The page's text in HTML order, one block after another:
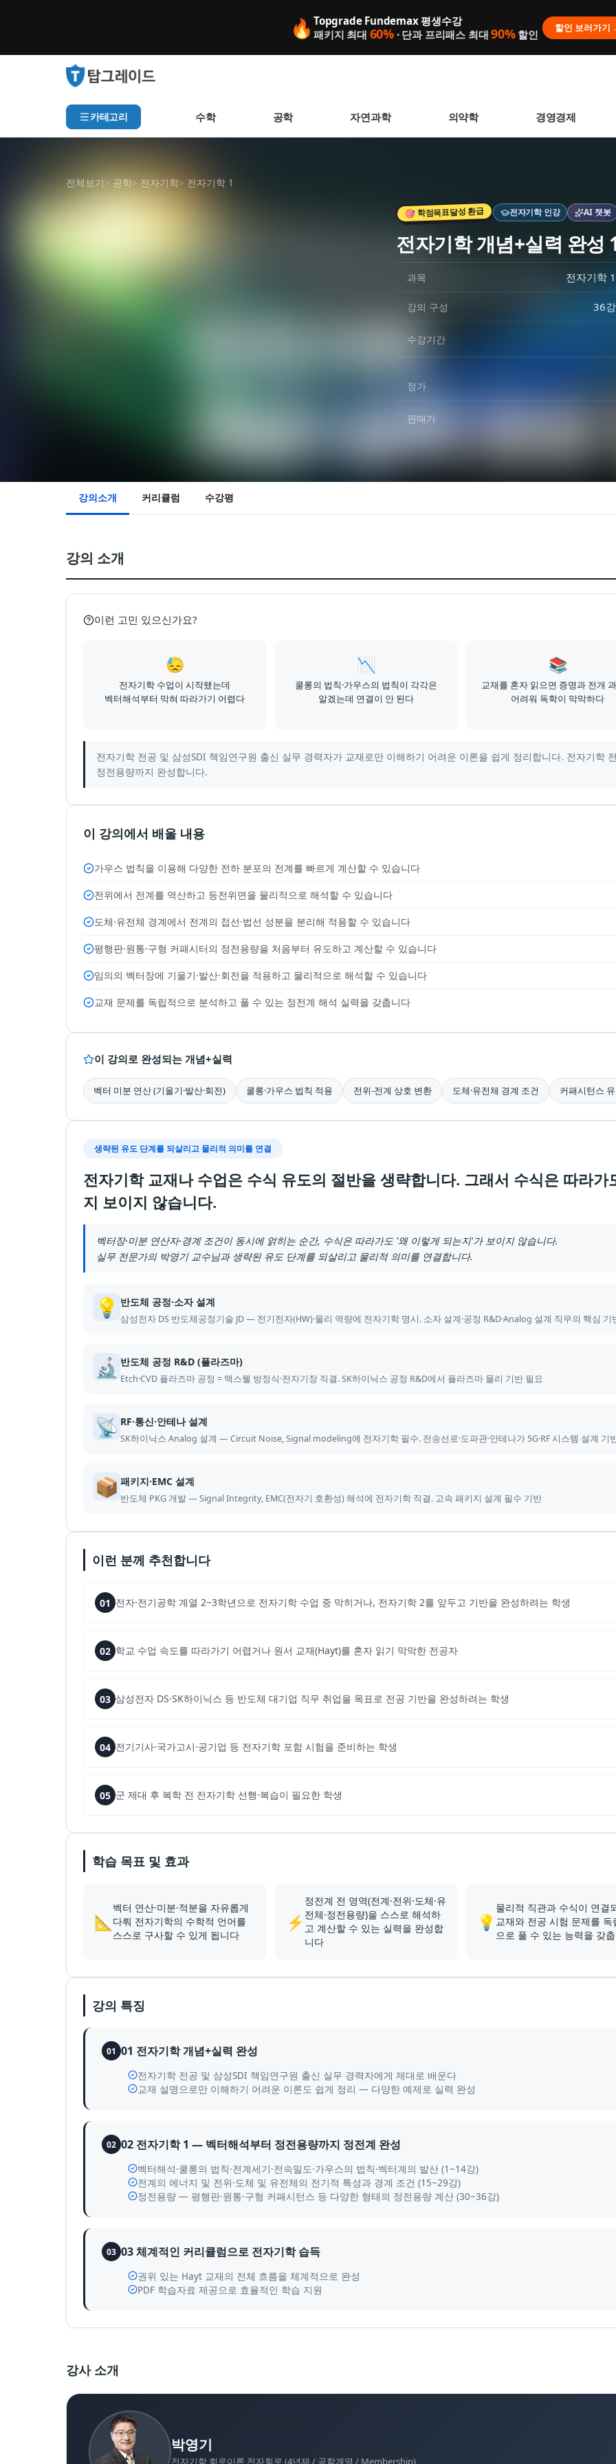
🔥 Topgrade Fundemax 평생수강
패키지 최대 60% · 단과 프리패스 최대90%할인 할인 보러가기
카테고리 수학 공학 자연과학 의약학 경영경제
전체보기> 공학> 전자기학> 전자기학 1
🎯 학점목표달성 환급 전자기학인강 AI 챗봇
전자기학 개념+실력 완성
과목 전자기학 1
강의 구성 36강
수강기간
정가
판매가
강의소개 커리큘럼 수강평
강의 소개
이런 고민 있으신가요?
😓
전자기학 수업이 시작됐는데
벡터해석부터 막혀 따라가기 어렵다
📉
쿨롱의 법칙·가우스의 법칙이 각각은
알겠는데 연결이 안 된다
📚
교재를 혼자 읽으면 증명과 전개
어려워 독학이 막막하다
전자기학 전공 및 삼성SDI 책임연구원 출신 실무 경력자가 교재로만 이해하기 어려운 이론을 쉽게 정리합니다. 전자기학
정전용량까지 완성합니다.
이 강의에서 배울 내용
가우스 법칙을 이용해 다양한 전하 분포의 전계를 빠르게 계산할 수 있습니다
전위에서 전계를 역산하고 등전위면을 물리적으로 해석할 수 있습니다
도체·유전체 경계에서 전계의 접선·법선 성분을 분리해 적용할 수 있습니다
평행판·원통·구형 커패시터의 정전용량을 처음부터 유도하고 계산할 수 있습니다
임의의 벡터장에 기울기·발산·회전을 적용하고 물리적으로 해석할 수 있습니다
교재 문제를 독립적으로 분석하고 풀 수 있는 정전계 해석 실력을 갖춥니다
이 강의로 완성되는 개념+실력
벡터 미분 연산 (기울기·발산·회전) 쿨롱·가우스 법칙 적용 전위-전계 상호 변환 도체·유전체 경계 조건 커패시턴스
생략된 유도 단계를 되살리고 물리적 의미를 연결
전자기학 교재나 수업은 수식 유도의 절반을 생략합니다. 그래서 수식은 따라
지 보이지 않습니다.
벡터장·미분 연산자·경계 조건이 동시에 얽히는 순간, 수식은 따라가도 '왜 이렇게 되는지'가 보이지 않습니다.
실무 전문가의 박영기 교수님과 생략된 유도 단계를 되살리고 물리적 의미를 연결합니다.
💡 반도체 공정·소자 설계
삼성전자 DS 반도체공정기술 JD — 전기전자(HW)·물리 역량에 전자기학 명시. 소자 설계·공정 R&D·Analog 설계 직무의 핵심 기
🔬 반도체 공정 R&D (플라즈마)
Etch·CVD 플라즈마 공정 = 맥스웰 방정식·전자기장 직결. SK하이닉스 공정 R&D에서 플라즈마 물리 기반 필요
📡 RF·통신·안테나 설계
SK하이닉스 Analog 설계 — Circuit Noise, Signal modeling에 전자기학 필수. 전송선로·도파관·안테나가 5G·RF 시스템 설계 기
📦 패키지·EMC 설계
반도체 PKG 개발 — Signal Integrity, EMC(전자기 호환성) 해석에 전자기학 직결. 고속 패키지 설계 필수 기반
이런 분께 추천합니다
01 전자·전기공학 계열 2~3학년으로 전자기학 수업 중 막히거나, 전자기학 2를 앞두고 기반을 완성하려는 학생
02 학교 수업 속도를 따라가기 어렵거나 원서 교재(Hayt)를 혼자 읽기 막막한 전공자
03 삼성전자 DS·SK하이닉스 등 반도체 대기업 직무 취업을 목표로 전공 기반을 완성하려는 학생
04 전기기사·국가고시·공기업 등 전자기학 포함 시험을 준비하는 학생
05 군 제대 후 복학 전 전자기학 선행·복습이 필요한 학생
학습 목표 및 효과
📐
벡터 연산·미분·적분을 자유롭게
다뤄 전자기학의 수학적 언어를
스스로 구사할 수 있게 됩니다
⚡
정전계 전 영역(전계·전위·도체·유
전체·정전용량)을 스스로 해석하
고 계산할 수 있는 실력을 완성합
니다
💡
물리적 직관과 수식이 연결
교재와 전공 시험 문제를 독
으로 풀 수 있는 능력을 갖
강의 특징
01 01 전자기학 개념+실력 완성
전자기학 전공 및 삼성SDI 책임연구원 출신 실무 경력자에게 제대로 배운다
교재 설명으로만 이해하기 어려운 이론도 쉽게 정리 — 다양한 예제로 실력 완성
02 02 전자기학 1 — 벡터해석부터 정전용량까지 정전계 완성
벡터해석·쿨롱의 법칙·전계세기·전속밀도·가우스의 법칙·벡터계의 발산 (1~14강)
전계의 에너지 및 전위·도체 및 유전체의 전기적 특성과 경계 조건 (15~29강)
정전용량 — 평행판·원통·구형 커패시턴스 등 다양한 형태의 정전용량 계산 (30~36강)
03 03 체계적인 커리큘럼으로 전자기학 습득
권위 있는 Hayt 교재의 전체 흐름을 체계적으로 완성
PDF 학습자료 제공으로 효율적인 학습 지원
강사 소개
박영기
전자기학 회로이론 전자회로 (4년제 / 공학계열 / Membership)